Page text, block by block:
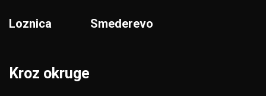
Loznica Smederevo
Kroz okruge